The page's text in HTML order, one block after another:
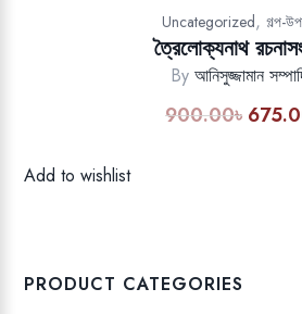
Uncategorized, গল্প-
ত্রৈলোক্যনাথ
By আনিসুজ্জামান
900.00৳ Original
Add to wishlist
PRODUCT CATEGORIES